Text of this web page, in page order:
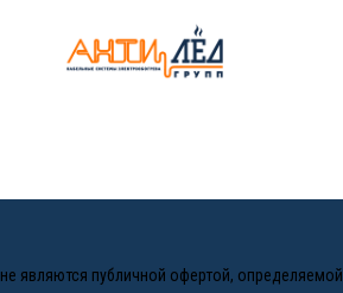
являются публичной офертой, определяемой